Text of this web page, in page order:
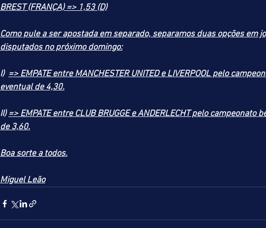
BREST (FRANÇA) => 1,53 (D)
Como pule a ser apostada em separado, separamos duas opções em
disputados no próximo domingo:
I) => EMPATE entre MANCHESTER UNITED e LIVERPOOL pelo
eventual de 4,30.
II) => EMPATE entre CLUB BRUGGE e ANDERLECHT pelo campeonato
de 3,60.
Boa sorte a todos.
Miguel Leão